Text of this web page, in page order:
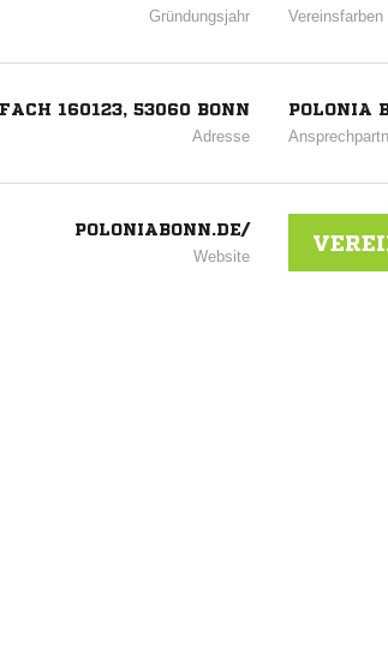
Gründungsjahr Vereinsfarben
160123, 53060 BONN
Adresse
POLONIA
POLONIABONN.DE/
Website